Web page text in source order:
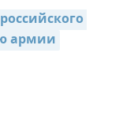
армии